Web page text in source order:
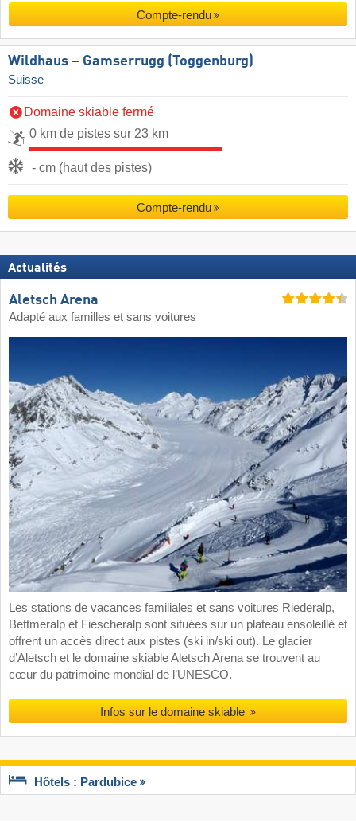
Compte-rendu
Wildhaus – Gamserrugg (Toggenburg)
Suisse
Domaine skiable fermé
0 km de pistes sur 23 km
- cm (haut des pistes)
Compte-rendu
Actualités
Aletsch Arena
Adapté aux familles et sans voitures
Les stations de vacances familiales et sans voitures Riederalp,
Bettmeralp et Fiescheralp sont situées sur un plateau ensoleillé et
offrent un accès direct aux pistes (ski in/ski out). Le glacier
d’Aletsch et le domaine skiable Aletsch Arena se trouvent au
cœur du patrimoine mondial de l’UNESCO.
Infos sur le domaine skiable
Hôtels : Pardubice